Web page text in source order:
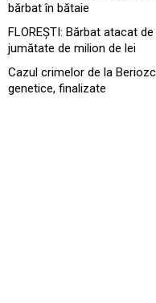
bărbat în bătaie
FLOREȘTI: Bărbat atacat
jumătate de milion de lei
Cazul crimelor de la
genetice, finalizate